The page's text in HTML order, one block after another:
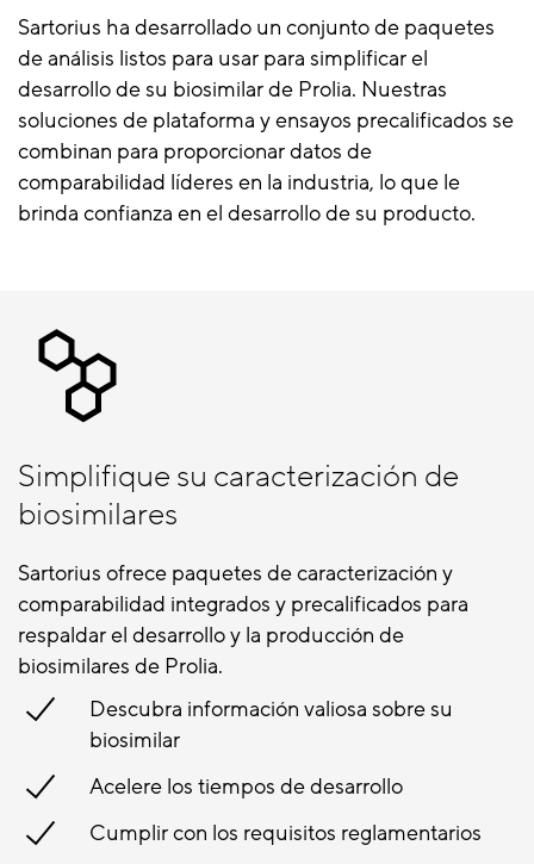
Sartorius ha desarrollado un conjunto de paquetes
de análisis listos para usar para simplificar el
desarrollo de su biosimilar de Prolia. Nuestras
soluciones de plataforma y ensayos precalificados se
combinan para proporcionar datos de
comparabilidad líderes en la industria, lo que le
brinda confianza en el desarrollo de su producto.
Simplifique su caracterización de
biosimilares
Sartorius ofrece paquetes de caracterización y
comparabilidad integrados y precalificados para
respaldar el desarrollo y la producción de
biosimilares de Prolia.
Descubra información valiosa sobre su
biosimilar
Acelere los tiempos de desarrollo
Cumplir con los requisitos reglamentarios